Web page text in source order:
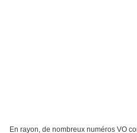
En rayon, de nombreux numéros VO